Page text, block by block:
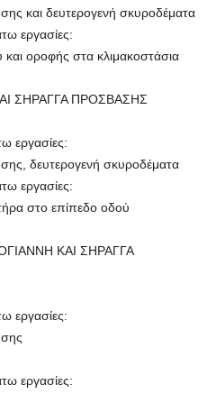
και δευτερογενή σκυροδέματα
εργασίες:
οροφής στα κλιμακοστάσια
ΣΗΡΑΓΓΑ ΠΡΟΣΒΑΣΗΣ
εργασίες:
δευτερογενή σκυροδέματα
εργασίες:
στο επίπεδο οδού
ΚΑΙ ΣΗΡΑΓΓΑ
εργασίες:
εργασίες: